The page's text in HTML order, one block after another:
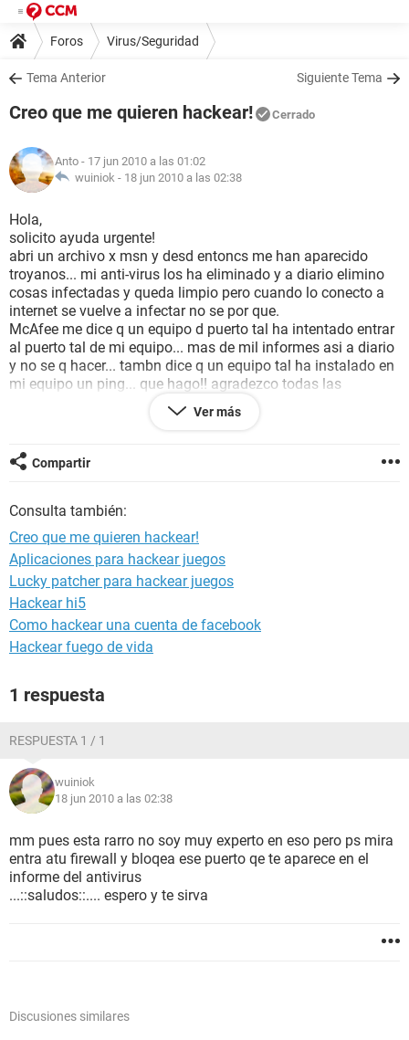
Foros Virus/Seguridad
Tema Anterior Siguiente Tema
Creo que me quieren hackear! Cerrado
Anto - 17 jun 2010 a las 01:02
wuiniok - 18 jun 2010 a las 02:38
Hola,
solicito ayuda urgente!
abri un archivo x msn y desd entoncs me han aparecido
troyanos... mi anti-virus los ha eliminado y a diario elimino
cosas infectadas y queda limpio pero cuando lo conecto a
internet se vuelve a infectar no se por que.
McAfee me dice q un equipo d puerto tal ha intentado entrar
al puerto tal de mi equipo... mas de mil informes asi a diario
y no se q hacer... tambn dice q un equipo tal ha instalado en
mi equipo un ping... que hago!! agradezco todas las
ayudas... gracias chicos... estoy preocupadisima. <3
Ver más
Compartir
Consulta también:
Creo que me quieren hackear!
Aplicaciones para hackear juegos
Lucky patcher para hackear juegos
Hackear hi5
Como hackear una cuenta de facebook
Hackear fuego de vida
1 respuesta
RESPUESTA 1 / 1
wuiniok
18 jun 2010 a las 02:38
mm pues esta rarro no soy muy experto en eso pero ps mira
entra atu firewall y bloqea ese puerto qe te aparece en el
informe del antivirus
...::saludos::.... espero y te sirva
Discusiones similares